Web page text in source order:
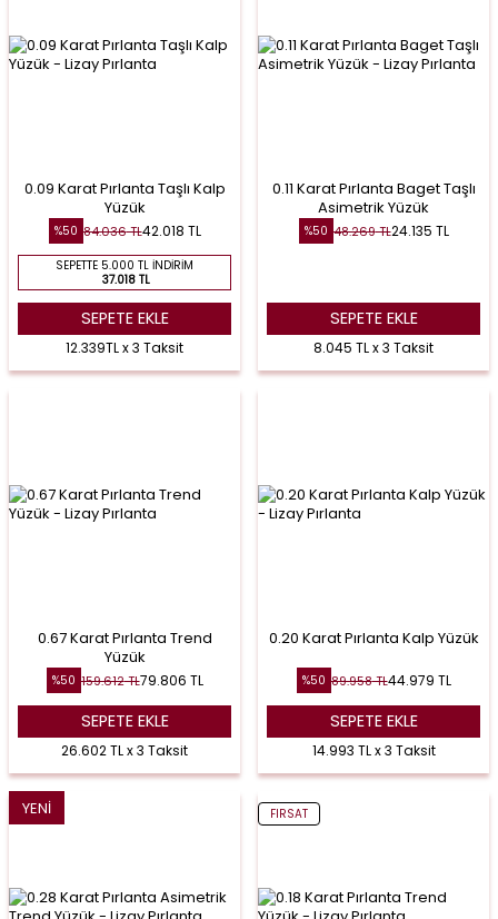
0.09 Karat Pırlanta Taşlı Kalp
Yüzük
%50 84.036TL42.018 TL
SEPETTE 5.000 TL İNDIRIM
37.018 TL
SEPETE EKLE
12.339TL x 3 Taksit
0.11 Karat Pırlanta Baget Taşlı
Asimetrik Yüzük
%50 48.269TL24.135 TL
SEPETE EKLE
8.045 TL x 3 Taksit
0.67 Karat Pırlanta Trend
Yüzük
%50 159.612TL79.806 TL
SEPETE EKLE
26.602 TL x 3 Taksit
0.20 Karat Pırlanta Kalp Yüzük
%50 89.958TL44.979 TL
SEPETE EKLE
14.993 TL x 3 Taksit
YENI FIRSAT